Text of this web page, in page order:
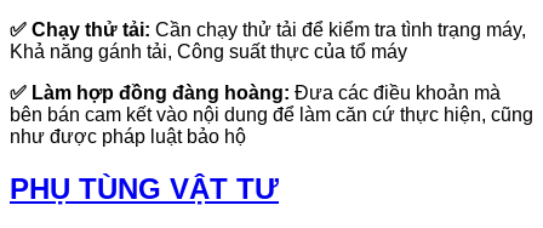
✅ Chạy thử tải: Cần chạy thử tải để kiểm tra tình trạng máy,
Khả năng gánh tải, Công suất thực của tổ máy
✅ Làm hợp đồng đàng hoàng: Đưa các điều khoản mà
bên bán cam kết vào nội dung để làm căn cứ thực hiện, cũng
như được pháp luật bảo hộ
PHỤ TÙNG VẬT TƯ